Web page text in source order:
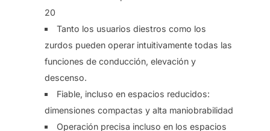
20
Tanto los usuarios diestros como los
zurdos pueden operar intuitivamente todas las
funciones de conducción, elevación y
descenso.
Fiable, incluso en espacios reducidos:
dimensiones compactas y alta maniobrabilidad
Operación precisa incluso en los espacios